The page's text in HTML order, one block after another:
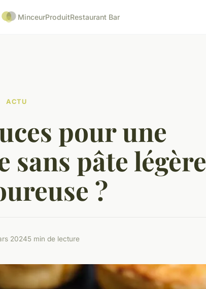
MinceurProduitRestaurant Bar
ACTU
pour une
pâte légère
?
20245 min de lecture